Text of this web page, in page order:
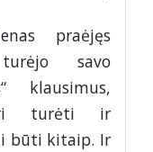
praėjęs
savo
klausimus,
turėti ir
būti kitaip. Ir